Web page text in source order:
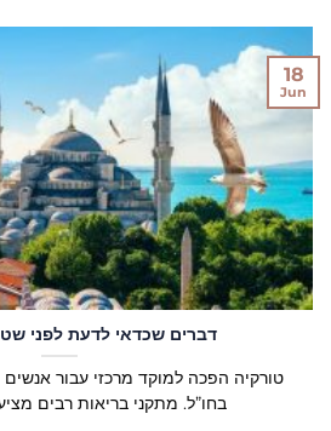
דברים שכדאי לדעת לפני
טורקיה הפכה למוקד מרכזי עבור
בחו”ל. מתקני בריאות רבים
18
Jun